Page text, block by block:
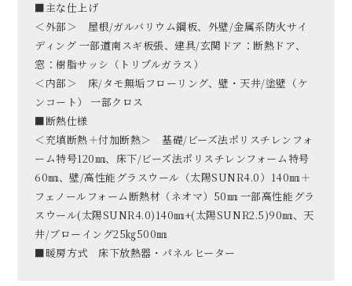
■主な仕上げ
＜外部＞ 屋根/ガルバリウム鋼板、外壁/金属系防火サイ
ディング 一部道南スギ板張、建具/玄関ドア：断熱ドア、
窓：樹脂サッシ（トリプルガラス）
＜内部＞ 床/タモ無垢フローリング、壁・天井/塗壁（ケ
ンコート） 一部クロス
■断熱仕様
＜充填断熱＋付加断熱＞ 基礎/ビーズ法ポリスチレンフォ
ーム特号120㎜、床下/ビーズ法ポリスチレンフォーム特号
60㎜、壁/高性能グラスウール（太陽SUNR4.0）140㎜＋
フェノールフォーム断熱材（ネオマ）50㎜ 一部高性能グラ
スウール(太陽SUNR4.0)140㎜+(太陽SUNR2.5)90㎜、天
井/ブローイング25㎏500㎜
■暖房方式 床下放熱器・パネルヒーター